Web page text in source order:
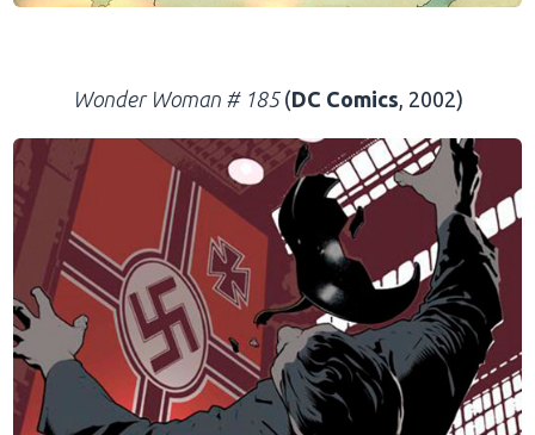
Wonder Woman # 185(DC Comics , 2002)